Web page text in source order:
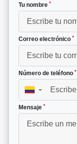
Tu nombre *
Correo electrónico *
Número de teléfono *
▼
Mensaje *